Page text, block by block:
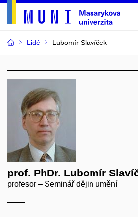
Lidé Lubomír Slavíček
prof. PhDr. Lubomír
profesor – Seminář dějin umění